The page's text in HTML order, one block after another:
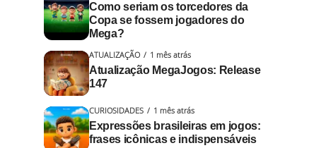
Como seriam os torcedores da
Copa se fossem jogadores do
Mega?
ATUALIZAÇÃO 1 mês atrás
Atualização MegaJogos: Release
147
CURIOSIDADES 1 mês atrás
Expressões brasileiras em jogos:
frases icônicas e indispensáveis